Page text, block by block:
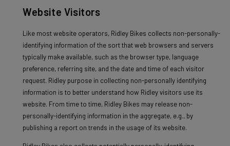
Website Visitors
Like most website operators, Ridley Bikes collects non-personally-
identifying information of the sort that web browsers and servers
typically make available, such as the browser type, language
preference, referring site, and the date and time of each visitor
request. Ridley purpose in collecting non-personally identifying
information is to better understand how Ridley visitors use its
website. From time to time, Ridley Bikes may release non-
personally-identifying information in the aggregate, e.g., by
publishing a report on trends in the usage of its website.